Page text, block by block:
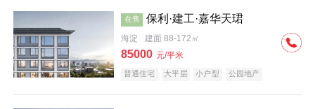
在售 保利·建工·嘉华天珺
海淀 建面 88-172㎡
85000 元/平米
普通住宅 大平层 小户型
公园地产